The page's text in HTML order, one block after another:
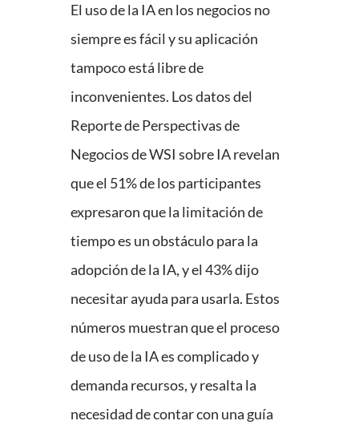
El uso de la IA en los negocios no
siempre es fácil y su aplicación
tampoco está libre de
inconvenientes. Los datos del
Reporte de Perspectivas de
Negocios de WSI sobre IA revelan
que el 51% de los participantes
expresaron que la limitación de
tiempo es un obstáculo para la
adopción de la IA, y el 43% dijo
necesitar ayuda para usarla. Estos
números muestran que el proceso
de uso de la IA es complicado y
demanda recursos, y resalta la
necesidad de contar con una guía